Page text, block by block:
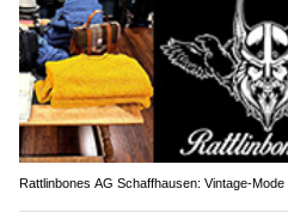
Rattlinbones AG Schaffhausen: Vintage-